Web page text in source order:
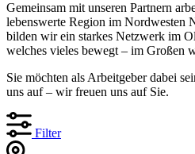
Gemeinsam mit unseren Partnern
lebenswerte Region im Nordwesten
bilden wir ein starkes Netzwerk im
welches vieles bewegt – im Großen
Sie möchten als Arbeitgeber dabei
uns auf – wir freuen uns auf Sie.
Filter